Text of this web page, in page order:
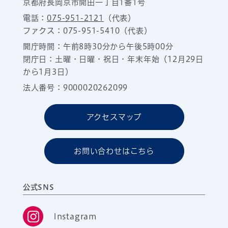
京都府長岡京市開田一丁目1番1号
電話：075-951-2121
（代表）
ファクス：075-951-5410（代表）
開庁時間：午前8時30分から午後5時00分
閉庁日：土曜・日曜・祝日・年末年始（12月29日
から1月3日）
法人番号：9000020262099
アクセスマップ
お問い合わせはこちら
公式SNS
Instagram